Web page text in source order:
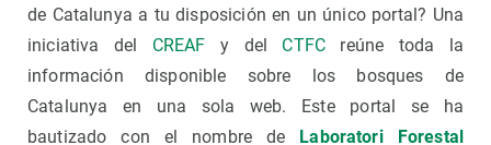
de Catalunya a tu disposición en un único portal? Una
iniciativa del CREAFy del CTFC reúne toda la
información disponible sobre los bosques de
Catalunya en una sola web. Este portal se ha
bautizado con el nombre de
Laboratori Forestal